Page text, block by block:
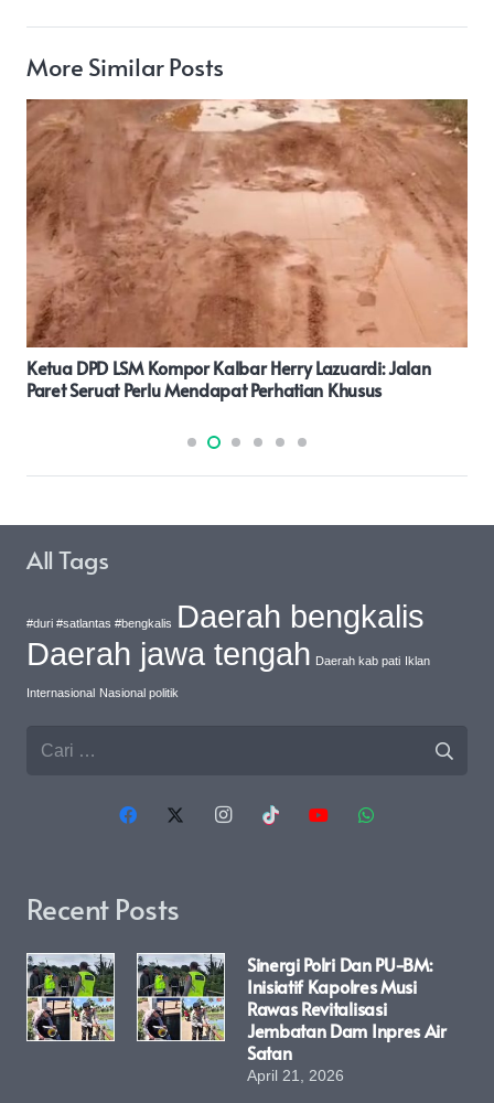
More Similar Posts
Pj Gubernur, Henggar Ungkap Isu Strategis Yang Disorot
Nana Sudjana
Recent Posts
Sinergi Polri Dan PU-BM:
Inisiatif Kapolres Musi
Rawas Revitalisasi
Jembatan Dam Inpres Air
Satan
April 21, 2026
All Tags
#duri #satlantas #bengkalis Daerah bengkalis
Daerah jawa tengah Daerah kab pati Iklan
Internasional Nasional politik
Cari